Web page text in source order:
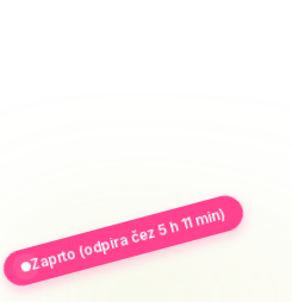
Zaprto (odpira čez 5 h 11 min)